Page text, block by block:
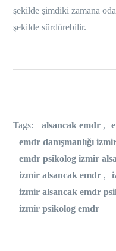
şekilde şimdiki zamana
şekilde sürdürebilir.
Tags: alsancak emdr ,
emdr danışmanlığı
emdr psikolog izmir
izmir alsancak emdr ,
izmir alsancak emdr
izmir psikolog emdr